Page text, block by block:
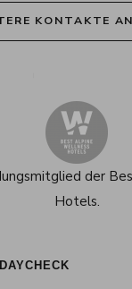
KONTAKTE
der
Hotels.